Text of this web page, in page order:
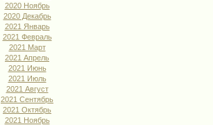
2020 Ноябрь
2020 Декабрь
2021 Январь
2021 Февраль
2021 Март
2021 Апрель
2021 Июнь
2021 Июль
2021 Август
2021 Сентябрь
2021 Октябрь
2021 Ноябрь